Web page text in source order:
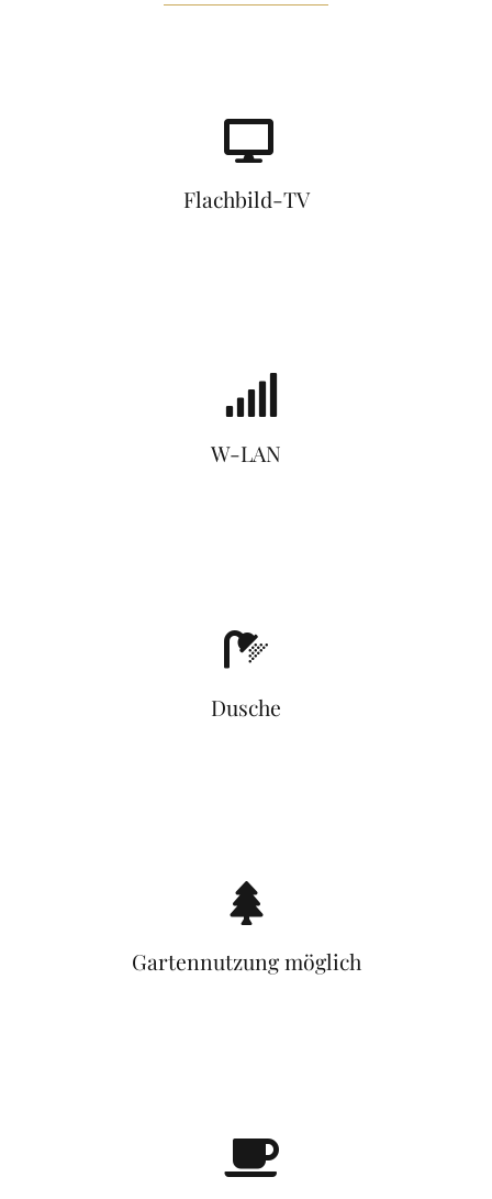
Flachbild-TV
W-LAN
Dusche
Gartennutzung möglich